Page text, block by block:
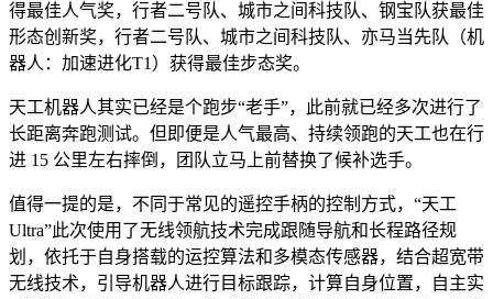
得最佳人气奖，行者二号队、城市之间科技队、钢宝队获最佳
形态创新奖，行者二号队、城市之间科技队、亦马当先队（机
器人：加速进化T1）获得最佳步态奖。
天工机器人其实已经是个跑步“老手”，此前就已经多次进行了
长距离奔跑测试。但即便是人气最高、持续领跑的天工也在行
进 15 公里左右摔倒，团队立马上前替换了候补选手。
值得一提的是，不同于常见的遥控手柄的控制方式，“天工
Ultra”此次使用了无线领航技术完成跟随导航和长程路径规
划，依托于自身搭载的运控算法和多模态传感器，结合超宽带
无线技术，引导机器人进行目标跟踪，计算自身位置，自主实